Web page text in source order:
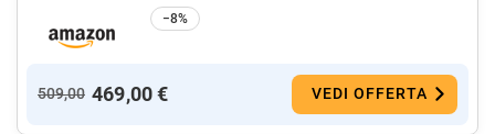
−8%
509,00 469,00 € VEDI OFFERTA